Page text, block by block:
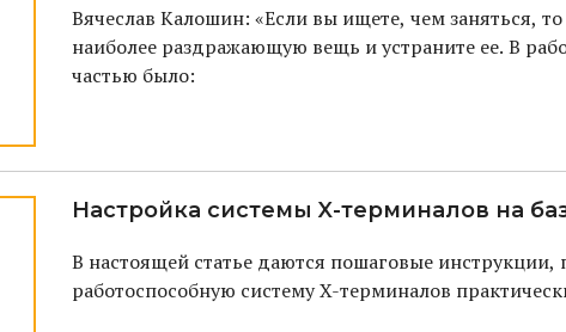
Вячеслав Калошин: «Если вы ищете, чем заняться,
наиболее раздражающую вещь и устраните ее. В
частью было:
Настройка системы X-терминалов на
В настоящей статье даются пошаговые
работоспособную систему X-терминалов